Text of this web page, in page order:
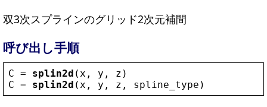
双3次スプラインのグリッド2次元補間
呼び出し手順
C = splin2d ( x , y , z )
C = splin2d ( x , y , z , spline_type )